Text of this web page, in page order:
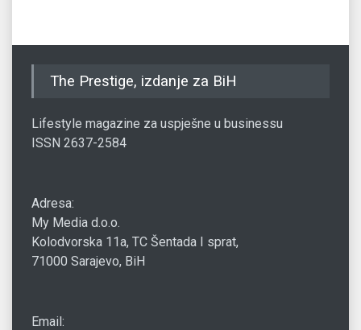
The Prestige, izdanje za BiH
Lifestyle magazine za uspješne u businessu
ISSN 2637-2584
Adresa:
My Media d.o.o.
Kolodvorska 11a, TC Šentada I sprat,
71000 Sarajevo, BiH
Email: